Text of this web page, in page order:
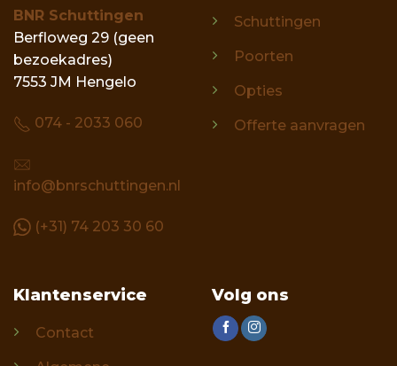
BNR Schuttingen
Berfloweg 29 (geen
bezoekadres)
7553 JM Hengelo
074 - 2033 060
info@bnrschuttingen.nl
(+31) 74 203 30 60
Schuttingen
Poorten
Opties
Offerte aanvragen
Klantenservice
Contact
Volg ons